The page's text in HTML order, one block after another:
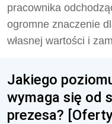
pracownika
ogromne znaczenie
własnej wartości i
Jakiego
wymaga się od
prezesa?